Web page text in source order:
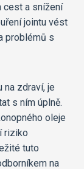
cest a snížení
jointu vést
problémů s
na zdraví, je
s ním úplně.
oleje
riziko
tuto
na